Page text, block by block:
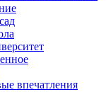
впечатления